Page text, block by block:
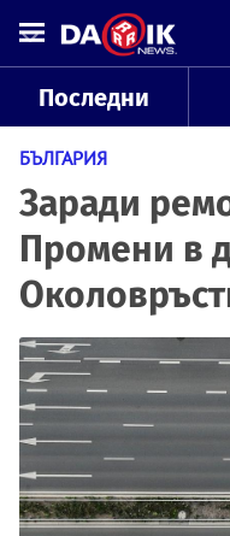
Последни
БЪЛГАРИЯ
Заради
Промени в